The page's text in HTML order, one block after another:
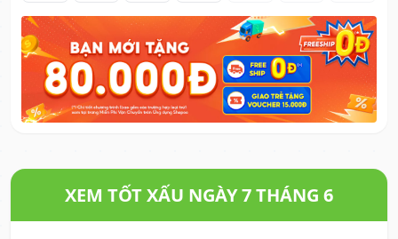
XEM TỐT XẤU NGÀY 7 THÁNG 6